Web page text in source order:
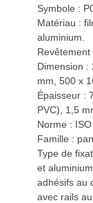
Symbole :
Matériau :
aluminium.
Revêtement
Dimension :
mm, 500 x
Épaisseur :
PVC), 1,5
Norme : ISO
Famille :
Type de
et
adhésifs au
avec rails au